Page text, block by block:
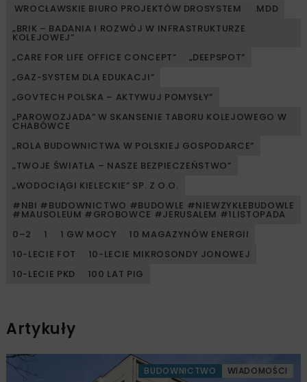
WROCŁAWSKIE BIURO PROJEKTÓW DROSYSTEM
.MDD
„BRIK – BADANIA I ROZWÓJ W INFRASTRUKTURZE
KOLEJOWEJ”
„CARE FOR LIFE OFFICE CONCEPT”
„DEEPSPOT”
„GAZ-SYSTEM DLA EDUKACJI”
„GOVTECH POLSKA – AKTYWUJ POMYSŁY”
„PAROWOZJADA” W SKANSENIE TABORU KOLEJOWEGO W
CHABÓWCE
„ROLA BUDOWNICTWA W POLSKIEJ GOSPODARCE”
„TWOJE ŚWIATŁA – NASZE BEZPIECZEŃSTWO”
„WODOCIĄGI KIELECKIE” SP. Z O.O.
#NBI #BUDOWNICTWO #BUDOWLE #NIEWZYKŁEBUDOWLE
#MAUSOLEUM #GROBOWCE #JERUSALEM #1LISTOPADA
0–2
1 1 GW MOCY
10 MAGAZYNÓW ENERGII
10-LECIE FOT
10-LECIE MIKROSONDY JONOWEJ
10-LECIE PKD
100 LAT PIG
Artykuły
BUDOWNICTWO WIADOMOŚCI